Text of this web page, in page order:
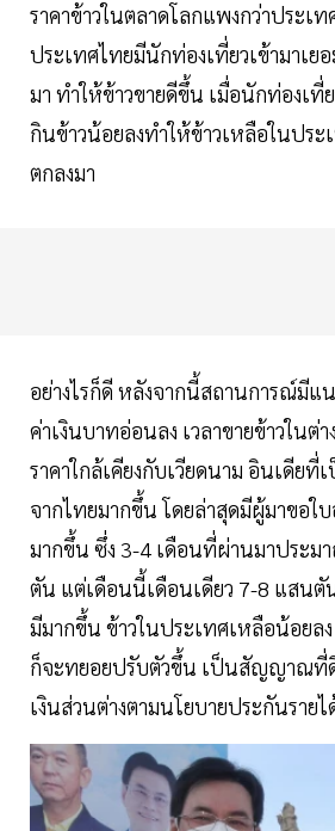
ราคาข้าวในตลาดโลกแพงกว่าประเ
ประเทศไทยมีนักท่องเที่ยวเข้ามาเย
มา ทำให้ข้าวขายดีขึ้น เมื่อนักท่องเที่
กินข้าวน้อยลงทำให้ข้าวเหลือในประ
ตกลงมา
อย่างไรก็ดี หลังจากนี้สถานการณ์มีแ
ค่าเงินบาทอ่อนลง เวลาขายข้าวในต่
ราคาใกล้เคียงกับเวียดนาม อินเดียที่
จากไทยมากขึ้น โดยล่าสุดมีผู้มาขอใ
มากขึ้น ซึ่ง 3-4 เดือนที่ผ่านมาประม
ตัน แต่เดือนนี้เดือนเดียว 7-8 แสนตั
มีมากขึ้น ข้าวในประเทศเหลือน้อยลง
ก็จะทยอยปรับตัวขึ้น เป็นสัญญาณที่
เงินส่วนต่างตามนโยบายประกันราย